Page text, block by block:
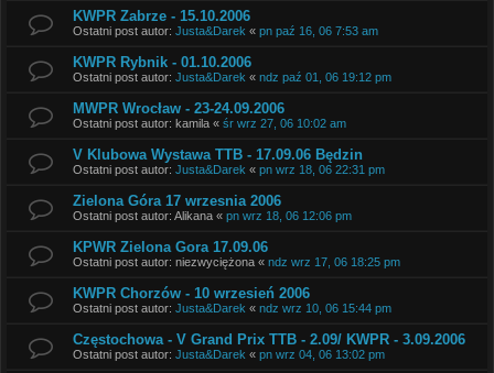
KWPR Zabrze - 15.10.2006
Ostatni post autor: Justa&Darek « pn paź 16, 06 7:53 am
KWPR Rybnik - 01.10.2006
Ostatni post autor: Justa&Darek « ndz paź 01, 06 19:12 pm
MWPR Wrocław - 23-24.09.2006
Ostatni post autor: kamila « śr wrz 27, 06 10:02 am
V Klubowa Wystawa TTB - 17.09.06 Będzin
Ostatni post autor: Justa&Darek « pn wrz 18, 06 22:31 pm
Zielona Góra 17 wrzesnia 2006
Ostatni post autor: Alikana « pn wrz 18, 06 12:06 pm
KPWR Zielona Gora 17.09.06
Ostatni post autor: niezwyciężona « ndz wrz 17, 06 18:25 pm
KWPR Chorzów - 10 wrzesień 2006
Ostatni post autor: Justa&Darek « ndz wrz 10, 06 15:44 pm
Częstochowa - V Grand Prix TTB - 2.09/ KWPR - 3.09.2006
Ostatni post autor: Justa&Darek « pn wrz 04, 06 13:02 pm